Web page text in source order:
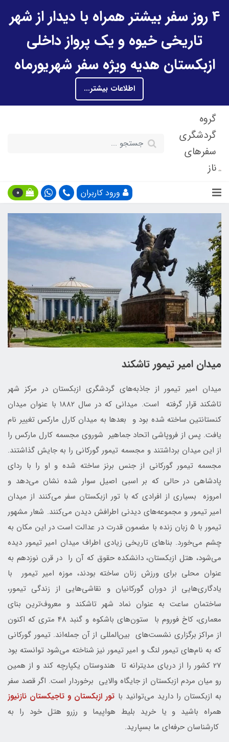
4 روز سفر بیشتر همراه با دیدار از شهر
تاریخی خیوه و یک پرواز داخلی
ازبکستان هدیه ویژه سفر شهریورماه
اطلاعات بیشتر...
گروه
گردشگری
سفرهای
ناز
ورود کاربران 0
میدان امیر تیمور تاشکند
میدان امیر تیمور از جاذبه‌های گردشگری ازبکستان در مرکز شهر
تاشکند قرار گرفته است. میدانی که در سال 1882 با عنوان میدان
کنستانتین ساخته شده بود و بعدها به میدان کارل مارکس تغییر نام
یافت. پس از فروپاشی اتحاد جماهیر شوروی مجسمه کارل مارکس را
از این میدان برداشتند و مجسمه تیمور گورکانی را به جایش گذاشتند.
مجسمه تیمور گورکانی از جنس برنز ساخته شده و او را با ردای
پادشاهی در حالی که بر اسبی اصیل سوار شده نشان می‌دهد و
امروزه بسیاری از افرادی که با تور ازبکستان سفر می‌کنند از میدان
امیر تیمور و مجموعه‌های دیدنی اطرافش دیدن می‌کنند. شعار مشهور
تیمور با 5 زبان زنده با مضمون قدرت در عدالت است در این مکان به
چشم می‌خورد. بناهای تاریخی زیادی اطراف میدان امیر تیمور دیده
می‌شود، هتل ازبکستان، دانشکده حقوق که آن را در قرن نوزدهم به
عنوان محلی برای ورزش زنان ساخته بودند، موزه امیر تیمور با
یادگاری‌هایی از دوران گورکانیان و نقاشی‌هایی از زندگی تیمور،
ساختمان ساعت به عنوان نماد شهر تاشکند و معروف‌ترین بنای
معماری، کاخ فوروم با ستون‌های باشکوه و گنبد 48 متری که اکنون
از مراکز برگزاری نشست‌های بین‌المللی از آن جمله‌اند. تیمور گورکانی
که به نام‌های تیمور لنگ و امیر تیمور نیز شناخته می‌شود توانسته بود
27 کشور را از دریای مدیترانه تا هندوستان یکپارچه کند و از همین
رو میان مردم ازبکستان از جایگاه والایی برخوردار است. اگر قصد سفر
به ازبکستان را دارید می‌توانید با تور ازبکستان و تاجیکستان نازنیوز
همراه باشید و یا خرید بلیط هواپیما و رزرو هتل خود را به
کارشناسان حرفه‌ای ما بسپارید.